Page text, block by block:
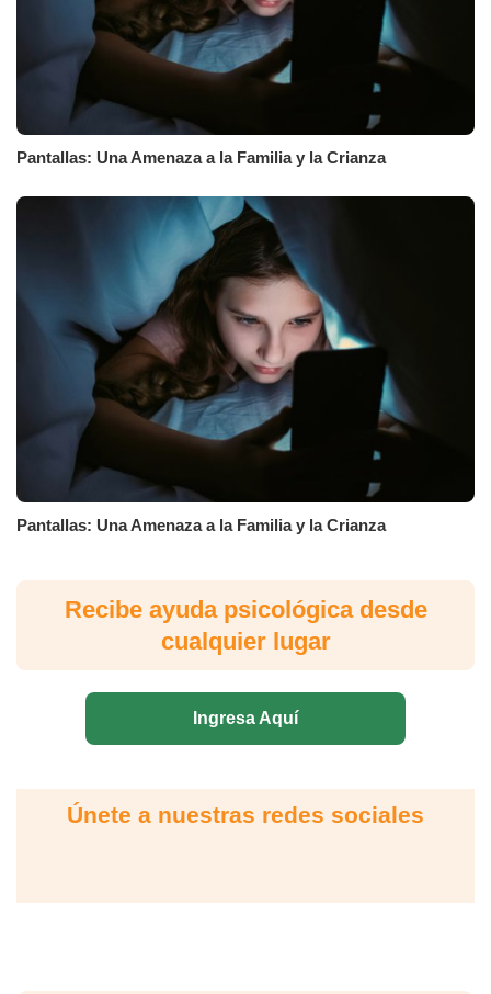
Pantallas: Una Amenaza a la Familia y la Crianza
Pantallas: Una Amenaza a la Familia y la Crianza
Recibe ayuda psicológica desde
cualquier lugar
Ingresa Aquí
Únete a nuestras redes sociales